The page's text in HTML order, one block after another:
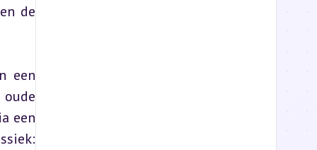
de
een
een